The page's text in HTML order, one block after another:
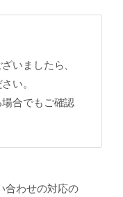
いましたら、
い。
合でもご確認
合わせの対応の